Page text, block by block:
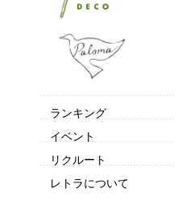
ランキング
イベント
リクルート
レトラについて